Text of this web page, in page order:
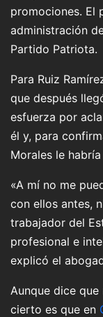
promociones. El
administración
Partido Patriota.
Para Ruiz
que después
esfuerza por
él y, para
Morales le
«A mí no me
con ellos antes,
trabajador del
profesional e
explicó el
Aunque dice
cierto es que en